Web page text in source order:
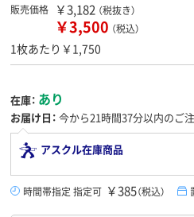
販売価格 ￥3,182 （税抜き）
￥3,500 （税込）
1枚あたり￥1,750
在庫： あり
お届け日： 今から21時間37分以内のご注
アスクル在庫商品
時間帯指定 指定可 ￥385（税込）